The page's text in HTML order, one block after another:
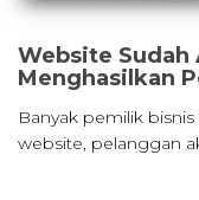
Website Sudah
Menghasilkan
Banyak pemilik
website, pelanggan